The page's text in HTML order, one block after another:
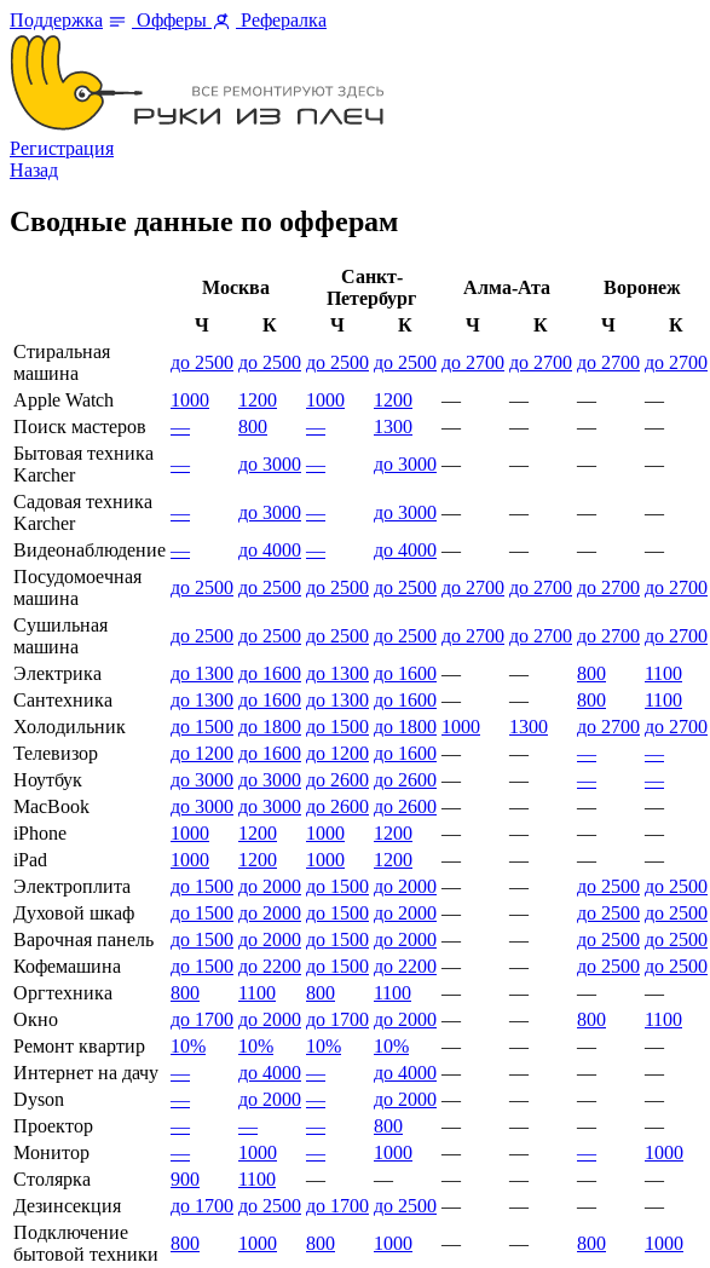
Поддержка Офферы Рефералка
Регистрация
Назад
Сводные данные по офферам
Москва
Санкт-
Петербург
Алма-Ата Воронеж
Ч
К Ч К Ч К Ч К
Стиральная
машина
до 2500 до 2500 до 2500 до 2500 до 2700 до 2700 до 2700 до 2700
Apple Watch
1000 1200 1000 1200 — — — —
Поиск мастеров
— 800 — 1300 — — — —
Бытовая техника
Karcher
— до 3000 — до 3000 — — — —
Садовая техника
Karcher
— до 3000 — до 3000 — — — —
Видеонаблюдение — до 4000 — до 4000 — — — —
Посудомоечная
машина
до 2500 до 2500 до 2500 до 2500 до 2700 до 2700 до 2700 до 2700
Сушильная
машина
до 2500 до 2500 до 2500 до 2500 до 2700 до 2700 до 2700 до 2700
Электрика
до 1300 до 1600 до 1300 до 1600 — — 800 1100
Сантехника
до 1300 до 1600 до 1300 до 1600 — — 800 1100
Холодильник
до 1500 до 1800 до 1500 до 1800 1000 1300 до 2700 до 2700
Телевизор
до 1200 до 1600 до 1200 до 1600 — — — —
Ноутбук
до 3000 до 3000 до 2600 до 2600 — — — —
MacBook
до 3000 до 3000 до 2600 до 2600 — — — —
iPhone
1000 1200 1000 1200 — — — —
iPad
1000 1200 1000 1200 — — — —
Электроплита
до 1500 до 2000 до 1500 до 2000 — — до 2500 до 2500
Духовой шкаф
до 1500 до 2000 до 1500 до 2000 — — до 2500 до 2500
Варочная панель
до 1500 до 2000 до 1500 до 2000 — — до 2500 до 2500
Кофемашина
до 1500 до 2200 до 1500 до 2200 — — до 2500 до 2500
Оргтехника
800 1100 800 1100 — — — —
Окно
до 1700 до 2000 до 1700 до 2000 — — 800 1100
Ремонт квартир
10% 10% 10% 10% — — — —
Интернет на дачу — до 4000 — до 4000 — — — —
Dyson
— до 2000 — до 2000 — — — —
Проектор
— — — 800 — — — —
Монитор
— 1000 — 1000 — — — 1000
Столярка
900 1100 — — — — — —
Дезинсекция
до 1700 до 2500 до 1700 до 2500 — — — —
Подключение
бытовой техники
800 1000 800 1000 — — 800 1000